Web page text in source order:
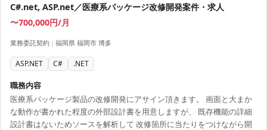
C#.net, ASP.net／医療系パッケージ改修開発案件・求人
〜700,000円/月
業務委託契約 | 福岡県 福岡市 博多
ASP.NET C# .NET
職務内容
医療系パッケージ製品の改修開発にアサイン頂きます。 画面と大まか
な動作が書かれた程度の外部設計書を用意しますが、 既存機能の詳細
設計書はないためソースを解析して 改修箇所に当たりをつけながら開